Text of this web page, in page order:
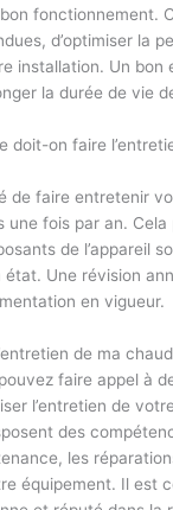
fonctionnement.
d’optimiser la
installation. Un bon
la durée de vie
doit-on faire
de faire entretenir
une fois par an. Cela
de l’appareil
état. Une révision
en vigueur.
de ma
faire appel à
l’entretien de
des
les
équipement. Il est